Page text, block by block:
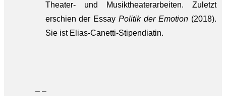
Theater- und Musiktheaterarbeiten. Zuletzt
erschien der Essay Politik der Emotion(2018).
Sie ist Elias-Canetti-Stipendiatin.
– –